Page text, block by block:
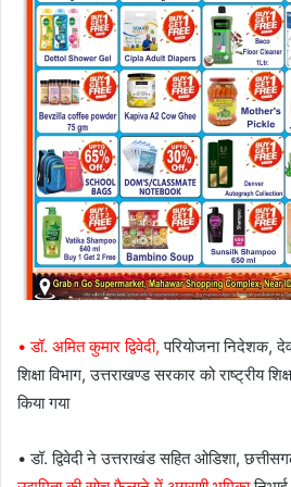
• डॉ. अमित कुमार द्विवेदी, परियोजना निदेशक,
शिक्षा विभाग, उत्तराखण्ड सरकार को राष्ट्रीय
किया गया
• डॉ. द्विवेदी ने उत्तराखंड सहित ओडिशा,